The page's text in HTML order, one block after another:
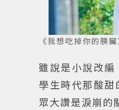
《我想吃掉你的胰
雖說是小說改
學生時代那酸
眾大讚是淚崩的